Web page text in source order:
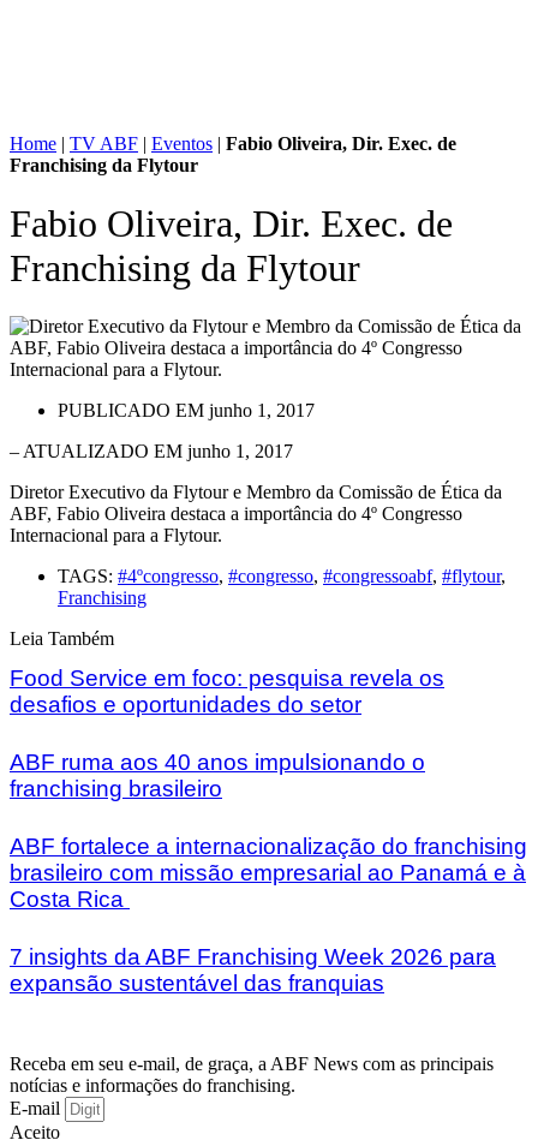
Home | TV ABF | Eventos | Fabio Oliveira, Dir. Exec. de
Franchising da Flytour
Fabio Oliveira, Dir. Exec. de
Franchising da Flytour
PUBLICADO EM junho 1, 2017
– ATUALIZADO EM junho 1, 2017
Diretor Executivo da Flytour e Membro da Comissão de Ética da
ABF, Fabio Oliveira destaca a importância do 4º Congresso
Internacional para a Flytour.
TAGS: #4ºcongresso, #congresso, #congressoabf, #flytour,
Franchising
Leia Também
Food Service em foco: pesquisa revela os
desafios e oportunidades do setor
ABF ruma aos 40 anos impulsionando o
franchising brasileiro
ABF fortalece a internacionalização do franchising
brasileiro com missão empresarial ao Panamá e à
Costa Rica
7 insights da ABF Franchising Week 2026 para
expansão sustentável das franquias
Receba em seu e-mail, de graça, a ABF News com as principais
notícias e informações do franchising.
E-mail
Aceito